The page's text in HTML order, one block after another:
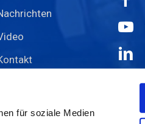
für soziale Medien